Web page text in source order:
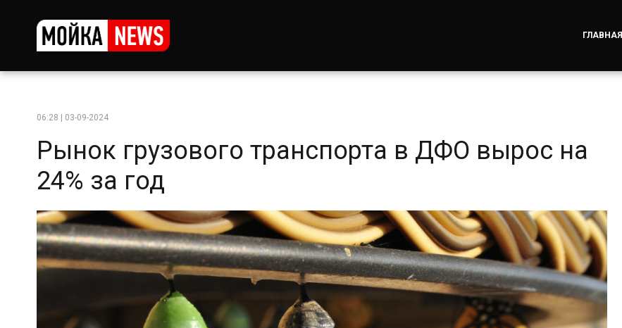
ГЛАВНАЯ
06:28 | 03-09-2024
Рынок грузового транспорта в ДФО вырос на
24% за год